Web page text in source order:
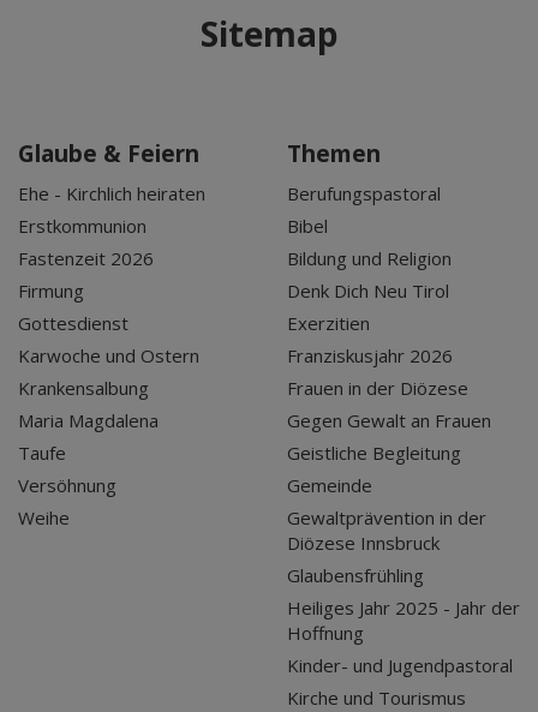
Sitemap
Glaube & Feiern
Ehe - Kirchlich heiraten
Erstkommunion
Fastenzeit 2026
Firmung
Gottesdienst
Karwoche und Ostern
Krankensalbung
Maria Magdalena
Taufe
Versöhnung
Weihe
Themen
Berufungspastoral
Bibel
Bildung und Religion
Denk Dich Neu Tirol
Exerzitien
Franziskusjahr 2026
Frauen in der Diözese
Gegen Gewalt an Frauen
Geistliche Begleitung
Gemeinde
Gewaltprävention in der
Diözese Innsbruck
Glaubensfrühling
Heiliges Jahr 2025 - Jahr der
Hoffnung
Kinder- und Jugendpastoral
Kirche und Tourismus